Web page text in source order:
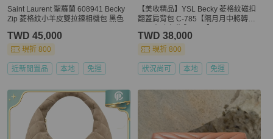
Saint Laurent 聖羅蘭 608941 Becky
Zip 菱格紋小羊皮雙拉鍊相機包 黑色
TWD 45,000
現折 800
近新閒置品 本地 免運
【美收精品】YSL Becky 菱格紋磁扣
翻蓋肩背包 C-785【隔月月中將轉賣
TWD 38,000
現折 800
狀況尚可 本地 免運